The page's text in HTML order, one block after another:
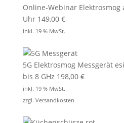
Online-Webinar Elektrosmog
Uhr 149,00 €
inkl. 19 % MwSt.
5G Elektrosmog Messgerät
bis 8 GHz 198,00 €
inkl. 19 % MwSt.
zzgl. Versandkosten